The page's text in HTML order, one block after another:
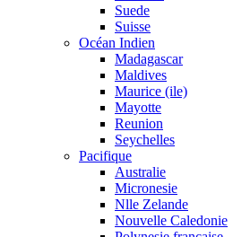
Suede
Suisse
Océan Indien
Madagascar
Maldives
Maurice (ile)
Mayotte
Reunion
Seychelles
Pacifique
Australie
Micronesie
Nlle Zelande
Nouvelle Caledonie